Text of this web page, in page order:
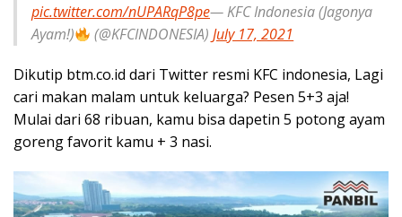
pic.twitter.com/nUPARqP8pe— KFC Indonesia (Jagonya
Ayam!)
(@KFCINDONESIA)July 17, 2021
Dikutip btm.co.id dari Twitter resmi KFC indonesia, Lagi
cari makan malam untuk keluarga? Pesen 5+3 aja!
Mulai dari 68 ribuan, kamu bisa dapetin 5 potong ayam
goreng favorit kamu + 3 nasi.